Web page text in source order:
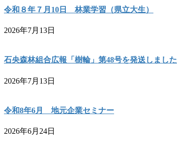
令和８年７月10日 林業学習（県立大生）
2026年7月13日
石央森林組合広報「樹輪」第48号を発送しました
2026年7月13日
令和8年6月 地元企業セミナー
2026年6月24日